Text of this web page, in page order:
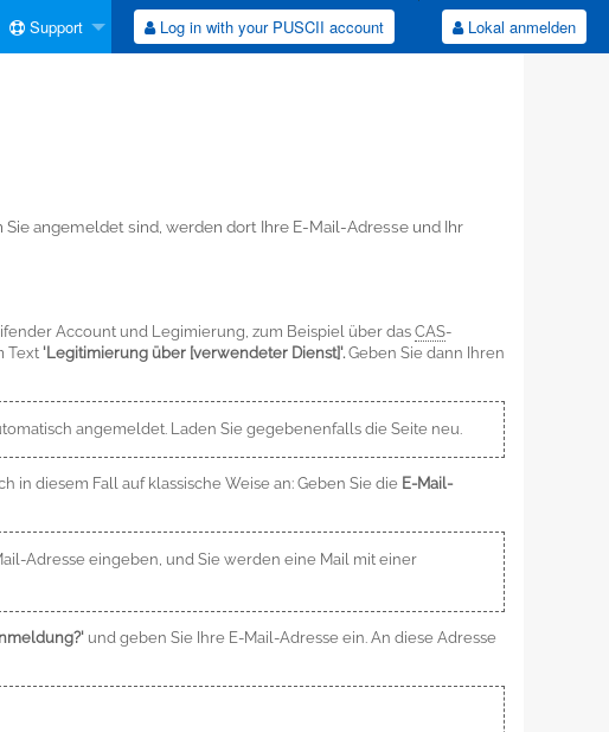
Support Log in with your PUSCII account Lokal anmelden
angemeldet sind, werden dort Ihre E-Mail-Adresse und Ihr
Account und Legimierung, zum Beispiel über dasCAS-
Text 'Legitimierung über [verwendeter Dienst]'. Geben Sie dann Ihren
angemeldet. Laden Sie gegebenenfalls die Seite neu.
in diesem Fall auf klassische Weise an: Geben Sie die E-Mail-
Adresse eingeben, und Sie werden eine Mail mit einer
und geben Sie Ihre E-Mail-Adresse ein. An diese Adresse